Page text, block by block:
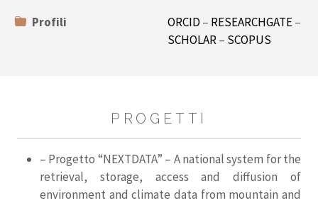
Profili ORCID – RESEARCHGATE–
SCHOLAR– SCOPUS
PROGETTI
– Progetto “NEXTDATA” – A national system for the
retrieval, storage, access and diffusion of
environment and climate data from mountain and